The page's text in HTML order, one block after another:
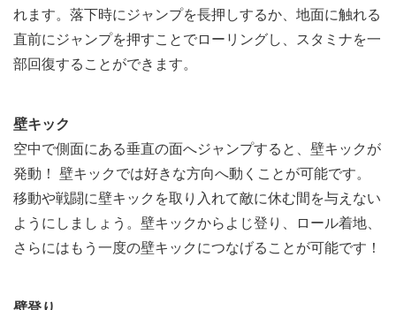
れます。落下時にジャンプを長押しするか、地面に触れる
直前にジャンプを押すことでローリングし、スタミナを一
部回復することができます。
壁キック
空中で側面にある垂直の面へジャンプすると、壁キックが
発動！ 壁キックでは好きな方向へ動くことが可能です。
移動や戦闘に壁キックを取り入れて敵に休む間を与えない
ようにしましょう。壁キックからよじ登り、ロール着地、
さらにはもう一度の壁キックにつなげることが可能です！